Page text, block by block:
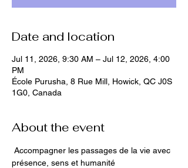
Date and location
Jul 11, 2026, 9:30 AM – Jul 12, 2026, 4:00
PM
École Purusha, 8 Rue Mill, Howick, QC J0S
1G0, Canada
About the event
présence, sens et humanité